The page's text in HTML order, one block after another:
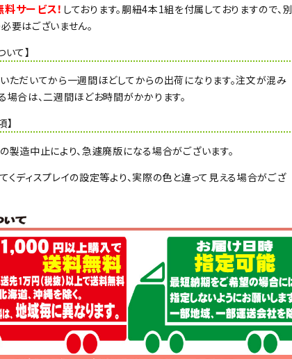
サービス！ しております。胴紐4本1組を付属しておりますので、別
要はございません。
いて】
ただいてから一週間ほどしてからの出荷になります。注文が混み
場合は、二週間ほどお時間がかかります。
】
製造中止により、急遽廃版になる場合がございます。
くディスプレイの設定等より、実際の色と違って見える場合がござ